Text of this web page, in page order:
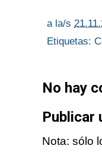
a la/s
Etiquetas:
No hay
Publicar
Nota: sólo